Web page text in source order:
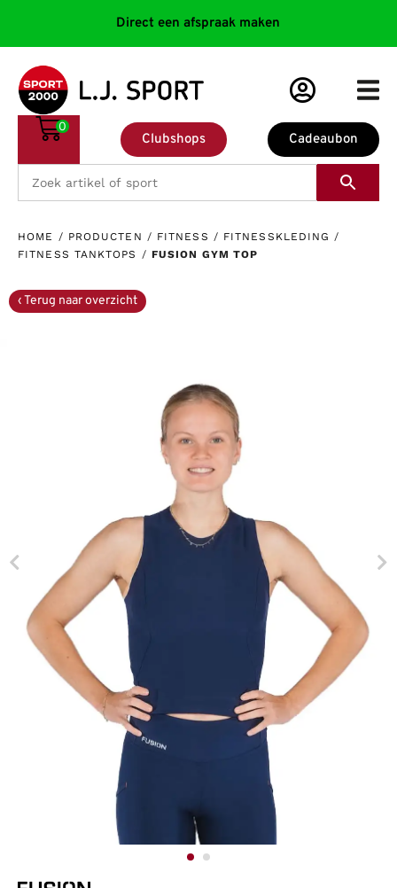
Direct een afspraak maken
Cadeaubon
Clubshops
0
HOME / PRODUCTEN / FITNESS / FITNESSKLEDING /
FITNESS TANKTOPS / FUSION GYM TOP